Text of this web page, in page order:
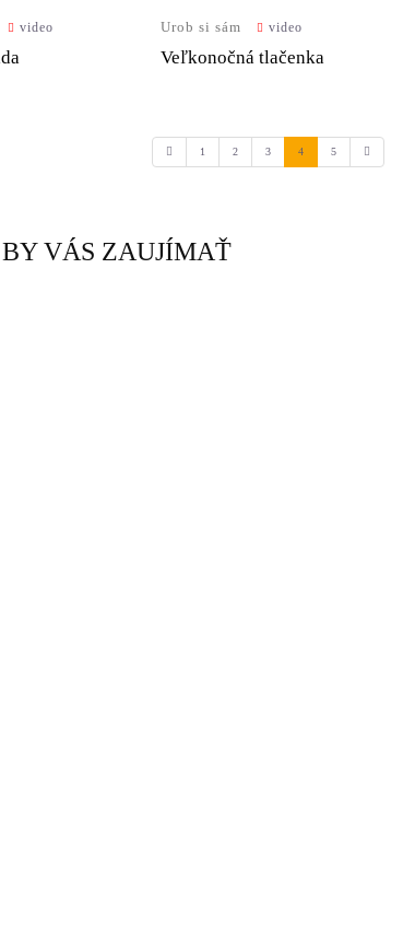
video Urob si sám video
Veľkonočná tlačenka
1 2 3 4(current)
5
VÁS ZAUJÍMAŤ